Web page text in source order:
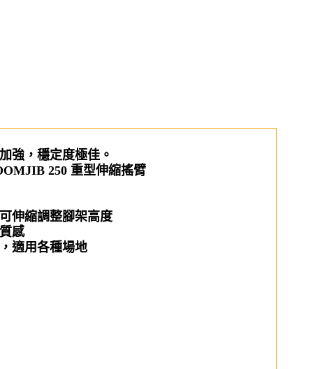
強，穩定度極佳。
250 重型伸縮搖臂
伸縮調整腳架高度
感
適用各種場地